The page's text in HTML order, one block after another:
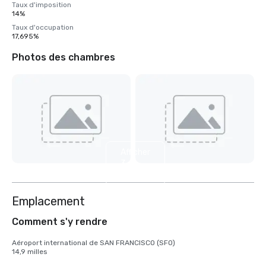
Taux d'imposition
14%
Taux d'occupation
17,695%
Photos des chambres
Emplacement
Comment s'y rendre
Aéroport international de SAN FRANCISCO (SFO)
14,9 milles